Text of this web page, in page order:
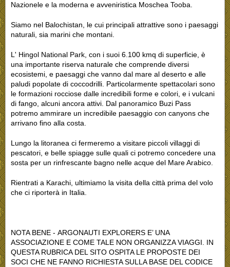
Nazionele e la moderna e avveniristica Moschea Tooba.
Siamo nel Balochistan, le cui principali attrattive sono i paesaggi
naturali, sia marini che montani.
L' Hingol National Park, con i suoi 6.100 kmq di superficie, è
una importante riserva naturale che comprende diversi
ecosistemi, e paesaggi che vanno dal mare al deserto e alle
paludi popolate di coccodrilli. Particolarmente spettacolari sono
le formazioni rocciose dalle incredibili forme e colori, e i vulcani
di fango, alcuni ancora attivi. Dal panoramico Buzi Pass
potremo ammirare un incredibile paesaggio con canyons che
arrivano fino alla costa.
Lungo la litoranea ci fermeremo a visitare piccoli villaggi di
pescatori, e belle spiagge sulle quali ci potremo concedere una
sosta per un rinfrescante bagno nelle acque del Mare Arabico.
Rientrati a Karachi, ultimiamo la visita della città prima del volo
che ci riporterà in Italia.
NOTA BENE - ARGONAUTI EXPLORERS E’ UNA
ASSOCIAZIONE E COME TALE NON ORGANIZZA VIAGGI. IN
QUESTA RUBRICA DEL SITO OSPITA LE PROPOSTE DEI
SOCI CHE NE FANNO RICHIESTA SULLA BASE DEL CODICE